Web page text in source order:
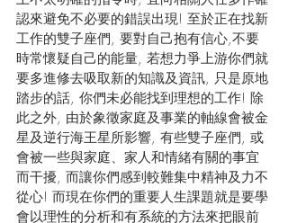
認來避免不必要的錯誤出現! 至於正在找新
工作的雙子座們, 要對自己抱有信心,不要
時常懷疑自己的能量, 若想力爭上游你們就
要多進修去吸取新的知識及資訊, 只是原地
踏步的話, 你們未必能找到理想的工作! 除
此之外, 由於象徵家庭及事業的軸線會被金
星及逆行海王星所影響, 有些雙子座們, 或
會被一些與家庭、家人和情緒有關的事宜
而干擾, 而讓你們感到較難集中精神及力不
從心! 而現在你們的重要人生課題就是要學
會以理性的分析和有系統的方法來把眼前